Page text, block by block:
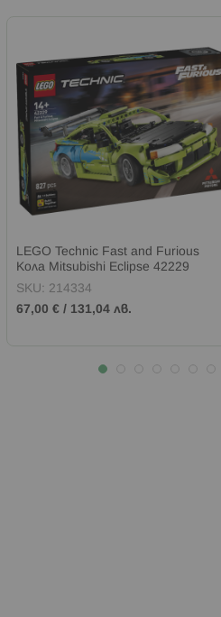
LEGO Technic Fast and Furious
Кола Mitsubishi Eclipse 42229
SKU: 214334
67,00 € / 131,04 лв.